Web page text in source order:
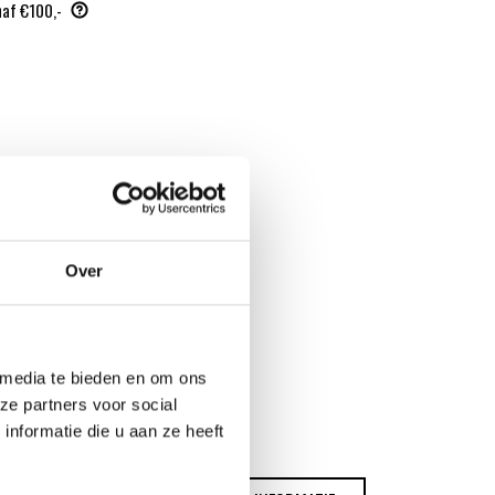
Over
te bieden en om ons
partners voor social
die u aan ze heeft
€100,-